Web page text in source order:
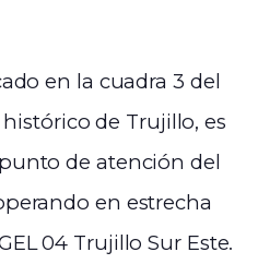
en la cuadra 3 del
de Trujillo, es
de atención del
en estrecha
04 Trujillo Sur Este.